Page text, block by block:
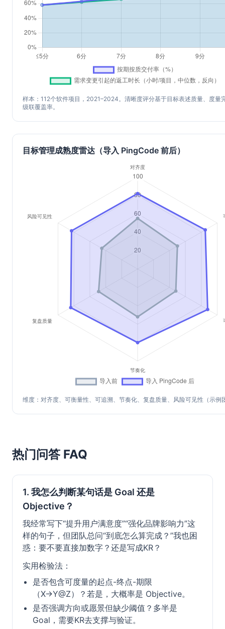
样本：112个软件项目，2021–2024。清晰度评分基于目标表述质量、度量
级联覆盖率。
目标管理成熟度雷达（导入 PingCode 前后）
维度：对齐度、可衡量性、可追溯、节奏化、复盘质量、风险可见性（示例
热门问答 FAQ
1. 我怎么判断某句话是 Goal 还是
Objective？
我经常写下“提升用户满意度”“强化品牌影响力”这
样的句子，但团队总问“到底怎么算完成？”我也困
惑：要不要直接加数字？还是写成KR？
实用检验法：
是否包含可度量的起点-终点-期限
（X→Y@Z）？若是，大概率是 Objective。
是否强调方向或愿景但缺少阈值？多半是
Goal，需要KR去支撑与验证。